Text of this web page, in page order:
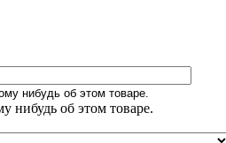
нибудь об этом товаре.